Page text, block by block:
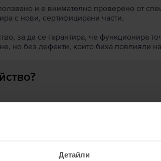
Детайли
и е внимателно проверено от
с нови, сертифицирани части.
за да се гарантира, че функционира
но без дефекти, които биха повлияли